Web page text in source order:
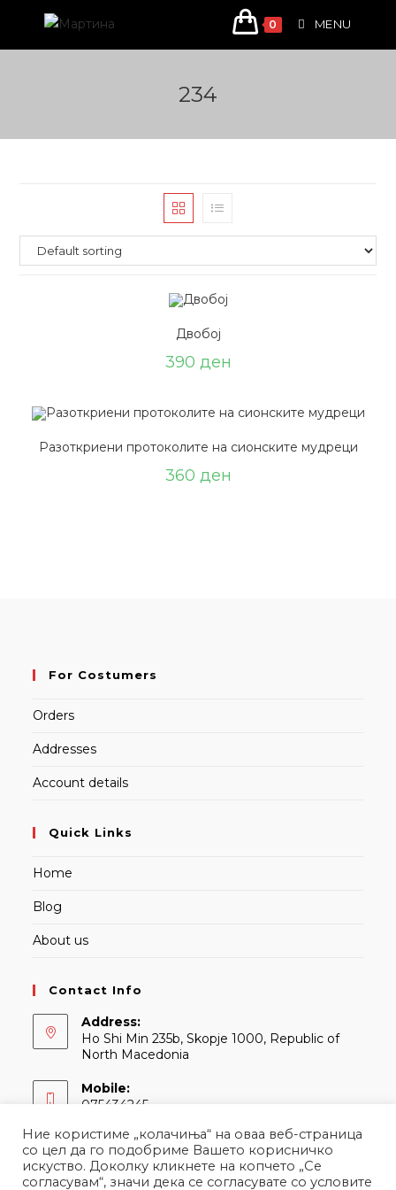
content
0 MENU
234
Двобој
390 ден
Разоткриени протоколите на сионските мудреци
360 ден
For Costumers
Orders
Addresses
Account details
Quick Links
Home
Blog
About us
Contact Info
Address:
Ho Shi Min 235b, Skopje 1000, Republic of
North Macedonia
Mobile:
075434245
Email:
contact@martina.mkOpens
in
Ние користиме „колачиња“ на оваа веб-страница
со цел да го подобриме Вашето корисничко
искуство. Доколку кликнете на копчето „Се
согласувам“, значи дека се согласувате со условите